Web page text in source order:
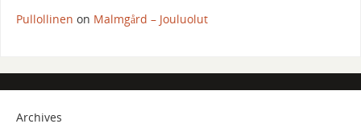
Pullollinen on Malmgård – Jouluolut
Archives